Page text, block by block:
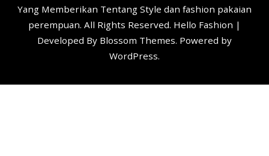
Yang Memberikan Tentang Style dan fashion pakaian
perempuan. All Rights Reserved. Hello Fashion |
Developed By Blossom Themes. Powered by
WordPress.